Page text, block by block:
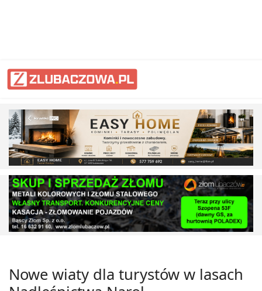
Nowe wiaty dla turystów w lasach